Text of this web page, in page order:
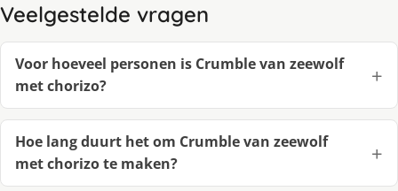
Veelgestelde vragen
Voor hoeveel personen is Crumble van zeewolf
met chorizo?
Hoe lang duurt het om Crumble van zeewolf
met chorizo te maken?